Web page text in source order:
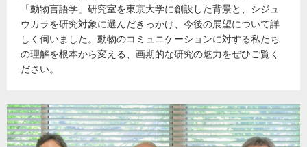
「動物言語学」研究室を東京大学に創設した背景と、シジュ
ウカラを研究対象に選んだきっかけ、今後の展望について詳
しく伺いました。動物のコミュニケーションに対する私たち
の理解を根本から変える、画期的な研究の魅力をぜひご覧く
ださい。